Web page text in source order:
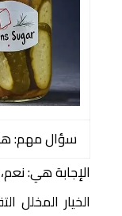
سؤال مهم:
الإجابة هي:
الخيار المخلل